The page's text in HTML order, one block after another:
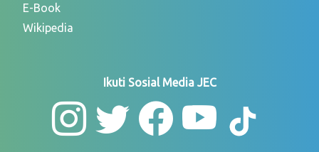
E-Book
Wikipedia
Ikuti Sosial Media JEC